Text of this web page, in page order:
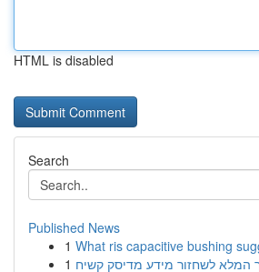
HTML is disabled
Search
Published News
1 What ris capacitive bushing
1 המלא לשחזור מידע מדיסק קשיח